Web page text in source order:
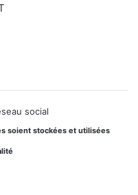
social
soient stockées et utilisées